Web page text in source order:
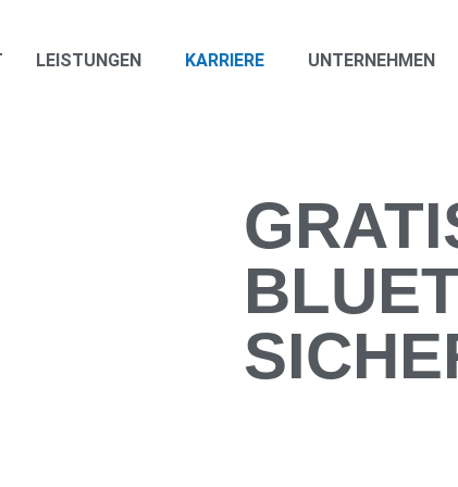
LEISTUNGEN KARRIERE UNTERNEHMEN